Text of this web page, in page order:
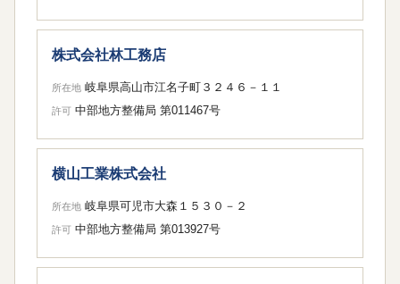
株式会社林工務店
所在地 岐阜県高山市江名子町３２４６－１１
許可 中部地方整備局 第011467号
横山工業株式会社
所在地 岐阜県可児市大森１５３０－２
許可 中部地方整備局 第013927号